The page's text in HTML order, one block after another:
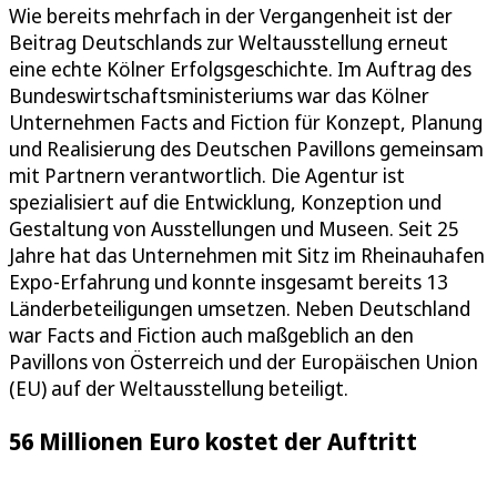
Wie bereits mehrfach in der Vergangenheit ist der
Beitrag Deutschlands zur Weltausstellung erneut
eine echte Kölner Erfolgsgeschichte. Im Auftrag des
Bundeswirtschaftsministeriums war das Kölner
Unternehmen Facts and Fiction für Konzept, Planung
und Realisierung des Deutschen Pavillons gemeinsam
mit Partnern verantwortlich. Die Agentur ist
spezialisiert auf die Entwicklung, Konzeption und
Gestaltung von Ausstellungen und Museen. Seit 25
Jahre hat das Unternehmen mit Sitz im Rheinauhafen
Expo-Erfahrung und konnte insgesamt bereits 13
Länderbeteiligungen umsetzen. Neben Deutschland
war Facts and Fiction auch maßgeblich an den
Pavillons von Österreich und der Europäischen Union
(EU) auf der Weltausstellung beteiligt.
56 Millionen Euro kostet der Auftritt